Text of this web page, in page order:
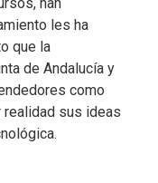
han
les ha
que la
de Andalucía y
como
sus ideas